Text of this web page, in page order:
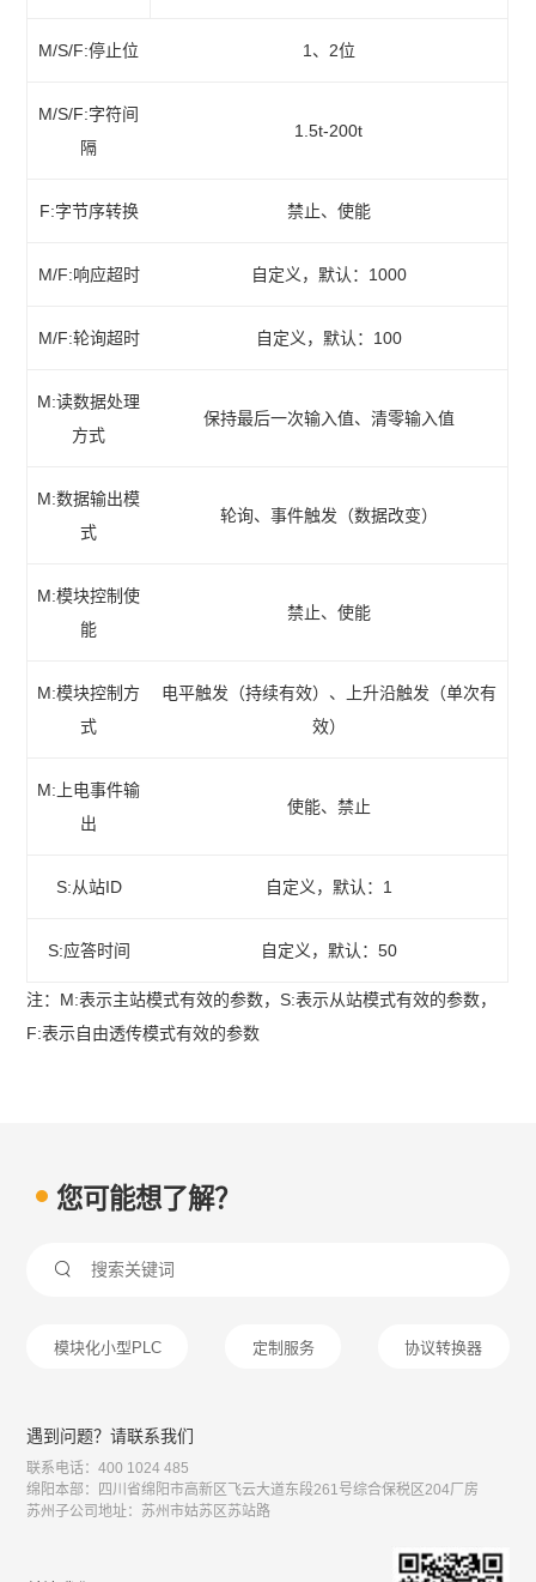
M/S/F:停止位 1、2位
M/S/F:字符间
隔
1.5t-200t
F:字节序转换 禁止、使能
M/F:响应超时 自定义，默认：1000
M/F:轮询超时 自定义，默认：100
M:读数据处理
方式
保持最后一次输入值、清零输入值
M:数据输出模
式
轮询、事件触发（数据改变）
M:模块控制使
能
禁止、使能
M:模块控制方
式
电平触发（持续有效）、上升沿触发（单次有
效）
M:上电事件输
出
使能、禁止
S:从站ID 自定义，默认：1
S:应答时间 自定义，默认：50
注：M:表示主站模式有效的参数，S:表示从站模式有效的参数，
F:表示自由透传模式有效的参数
您可能想了解？

模块化小型PLC 定制服务 协议转换器
遇到问题？请联系我们
联系电话：400 1024 485
绵阳本部：四川省绵阳市高新区飞云大道东段261号综合保税区204厂房
苏州子公司地址：苏州市姑苏区苏站路